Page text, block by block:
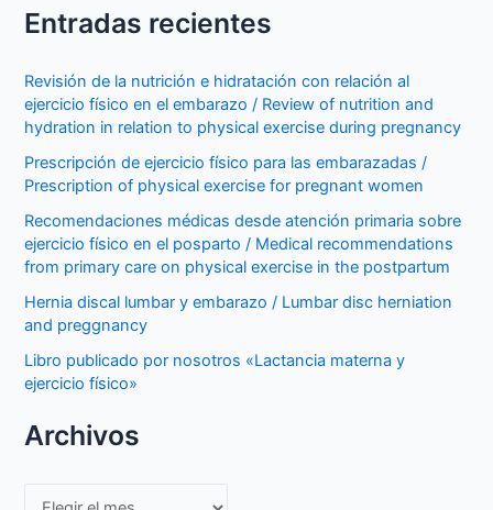
Entradas recientes
Revisión de la nutrición e hidratación con relación al
ejercicio físico en el embarazo / Review of nutrition and
hydration in relation to physical exercise during pregnancy
Prescripción de ejercicio físico para las embarazadas /
Prescription of physical exercise for pregnant women
Recomendaciones médicas desde atención primaria sobre
ejercicio físico en el posparto / Medical recommendations
from primary care on physical exercise in the postpartum
Hernia discal lumbar y embarazo / Lumbar disc herniation
and preggnancy
Libro publicado por nosotros «Lactancia materna y
ejercicio físico»
Archivos
Archivos